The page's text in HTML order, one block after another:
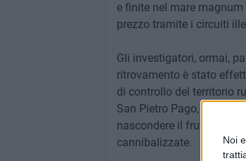
Noi
e finite nel mare
prezzo tramite i circuiti
Gli investigatori, ormai,
ritrovamento è stato
di controllo del territorio
San Pietro Pago, nei
nascondere il frutto della
cannibalizzate.